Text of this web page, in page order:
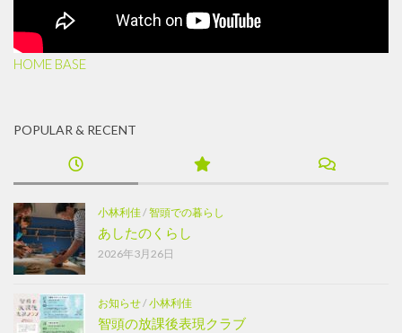
HOME BASE
POPULAR & RECENT
小林利佳/智頭での暮らし
あしたのくらし
2026年3月26日
お知らせ/小林利佳
智頭の放課後表現クラブ